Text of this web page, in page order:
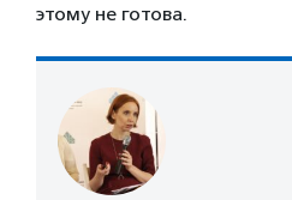
этому не готова.